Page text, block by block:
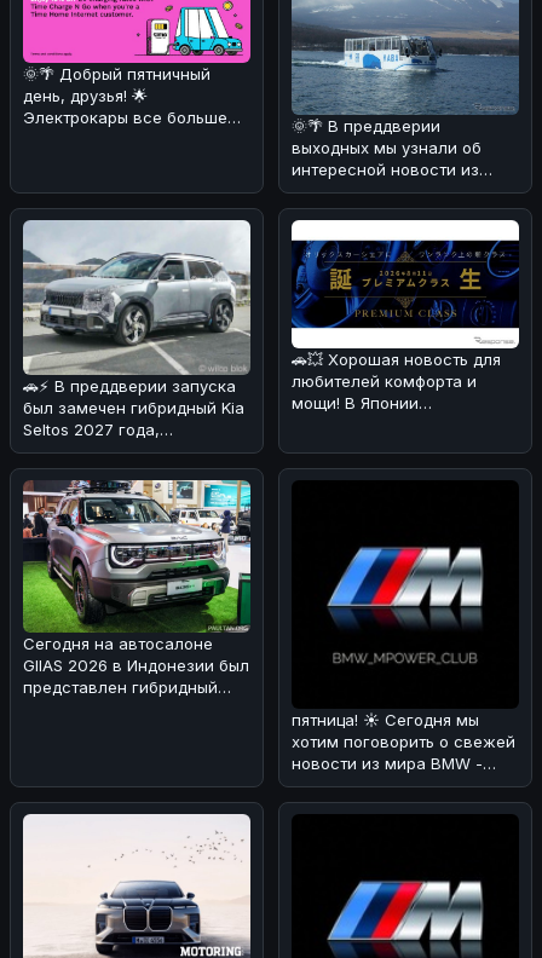
🌞🌴 Добрый пятничный
день, друзья! 🌟
Электрокары все больше
🌞🌴 В преддверии
выходных мы узнали об
интересной новости из
Японии! 🚗💦 Компания Fuji
Quick Bus з
🚗⚡ В преддверии запуска
был замечен гибридный Kia
Seltos 2027 года,
проходящий испытания в
Альпах!
🚗💥 Хорошая новость для
любителей комфорта и
мощи! В Японии
Сегодня на автосалоне
GIIAS 2026 в Индонезии был
представлен гибридный
пятница! ☀️ Сегодня мы
хотим поговорить о свежей
новости из мира BMW -
люксовом SUV X7 Individual
в